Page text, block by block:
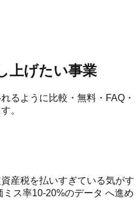
上げたい事業
るように比較・無料・FAQ・
。
産税を払いすぎている気がす
ス率10-20%のデータ へ進め